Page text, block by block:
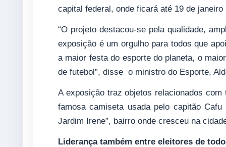
capital federal, onde ficará até 19 de
“O projeto destacou-se pela qualidade,
exposição é um orgulho para todos que
a maior festa do esporte do planeta, o
de futebol”, disse o ministro do Esporte,
A exposição traz objetos relacionados
famosa camiseta usada pelo capitão
Jardim Irene”, bairro onde cresceu na
Liderança também entre eleitores de